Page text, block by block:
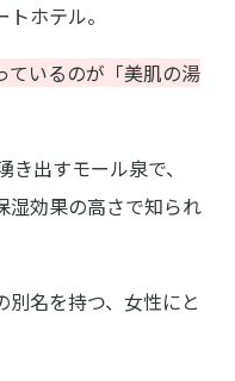
ホテル。
ているのが「美肌の湯
出すモール泉で、
湿効果の高さで知られ
名を持つ、女性にと